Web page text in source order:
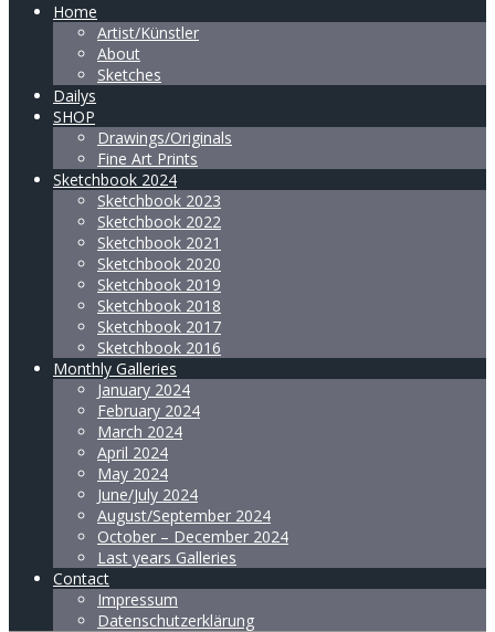
Home
Artist/Künstler
About
Sketches
Dailys
SHOP
Drawings/Originals
Fine Art Prints
Sketchbook 2024
Sketchbook 2023
Sketchbook 2022
Sketchbook 2021
Sketchbook 2020
Sketchbook 2019
Sketchbook 2018
Sketchbook 2017
Sketchbook 2016
Monthly Galleries
January 2024
February 2024
March 2024
April 2024
May 2024
June/July 2024
August/September 2024
October – December 2024
Last years Galleries
Contact
Impressum
Datenschutzerklärung